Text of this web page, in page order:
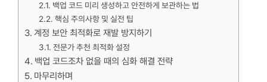
백업 코드 미리 생성하고 안전하게 보관하는 법
핵심 주의사항 및 실전 팁
계정 보안 최적화로 재발 방지하기
전문가 추천 최적화 설정
백업 코드조차 없을 때의 심화 해결 전략
마무리하며